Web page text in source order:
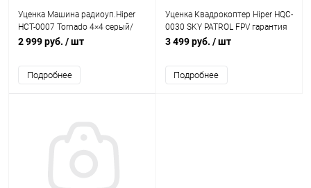
Уценка Машина радиоуп.Hiper
HCT-0007 Tornado 4×4 серый/
черный гарантия 2 недели
2 999 руб. / шт
Подробнее
Уценка Квадрокоптер Hiper HQC-
0030 SKY PATROL FPV гарантия
2 недели
3 499 руб. / шт
Подробнее